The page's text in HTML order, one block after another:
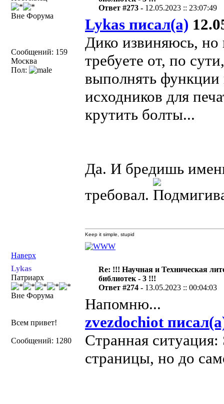
Вне Форума
Сообщений: 159
Москва
Пол:
Ответ #273 - 12.05.2023 :: 23:07:49
Lykas писал(а)
Дико извиняюсь, но
требуете от, по
выполнять
исходников для
крутить болты...
Да. И бредишь
требовал.
Наверх
Keep it simple, stupid
Lykas
Патриарх
Вне Форума
Всем привет!
Сообщений: 1280
Re: !!! Научная и Техническая
библиотек - 3 !!!
Ответ #274 - 13.05.2023 :: 00:04:03
Напомню...
zvezdochiot
Странная ситуация:
страницы, но до